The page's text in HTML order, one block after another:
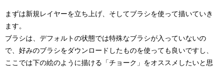
まずは新規レイヤーを立ち上げ、そしてブラシを使って描いていき
ます。
ブラシは、デフォルトの状態では特殊なブラシが入っていないの
で、好みのブラシをダウンロードしたものを使っても良いですし、
ここでは下の絵のように描ける「チョーク」をオススメしたいと思